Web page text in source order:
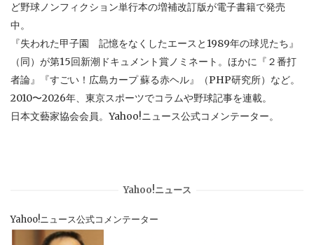
ど野球ノンフィクション単行本の増補改訂版が電子書籍で発売
中。
『失われた甲子園 記憶をなくしたエースと1989年の球児たち』
（同）が第15回新潮ドキュメント賞ノミネート。ほかに『２番打
者論』『すごい！広島カープ 蘇る赤ヘル』（PHP研究所）など。
2010〜2026年、東京スポーツでコラムや野球記事を連載。
日本文藝家協会会員。Yahoo!ニュース公式コメンテーター。
Yahoo!ニュース
Yahoo!ニュース公式コメンテーター